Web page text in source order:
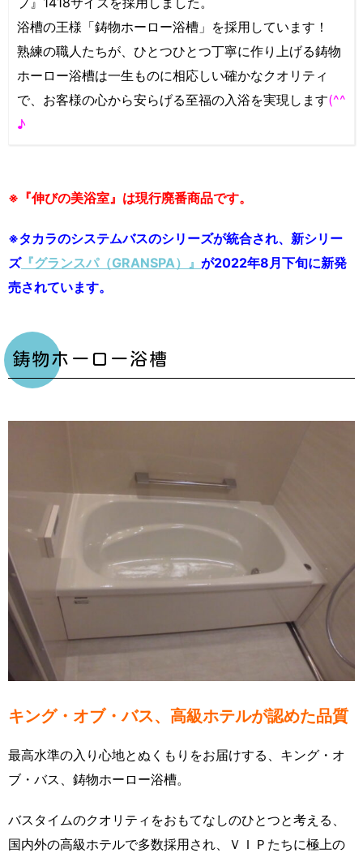
浴槽の王様「鋳物ホーロー浴槽」を採用しています！
熟練の職人たちが、ひとつひとつ丁寧に作り上げる鋳物
ホーロー浴槽は一生ものに相応しい確かなクオリティ
で、お客様の心から安らげる至福の入浴を実現します(^^
♪
※『伸びの美浴室』は現行廃番商品です。
※タカラのシステムバスのシリーズが統合され、新シリー
ズ『グランスパ（GRANSPA）』 が2022年8月下旬に新発
売されています。
鋳物ホーロー浴槽
キング・オブ・バス、高級ホテルが認めた品質
最高水準の入り心地とぬくもりをお届けする、キング・オ
ブ・バス、鋳物ホーロー浴槽。
バスタイムのクオリティをおもてなしのひとつと考える、
国内外の高級ホテルで多数採用され、ＶＩＰたちに極上の